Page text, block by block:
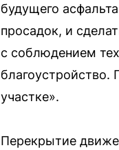
будущего
просадок, и
с соблюдением
участке».
Перекрытие